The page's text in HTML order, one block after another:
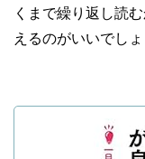
くまで繰り返し読
えるのがいいでしょ